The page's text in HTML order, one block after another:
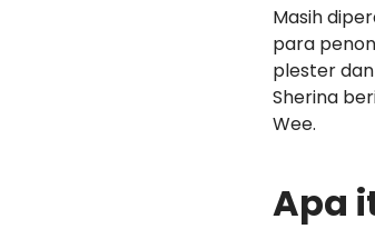
Masih
para
plester dan
Sherina
Wee.
Apa